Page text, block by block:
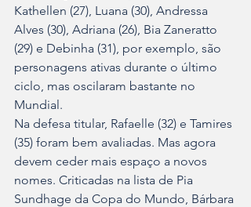
Kathellen (27), Luana (30), Andressa
Alves (30), Adriana (26), Bia Zaneratto
(29) e Debinha (31), por exemplo, são
personagens ativas durante o último
ciclo, mas oscilaram bastante no
Mundial.
Na defesa titular, Rafaelle (32) e Tamires
(35) foram bem avaliadas. Mas agora
devem ceder mais espaço a novos
nomes. Criticadas na lista de Pia
Sundhage da Copa do Mundo, Bárbara